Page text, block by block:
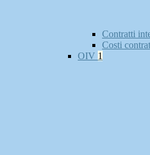
Contratti
Costi
OIV 1